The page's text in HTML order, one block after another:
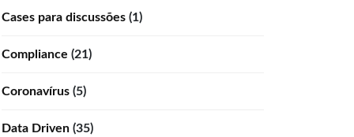
Cases para discussões (1)
Compliance (21)
Coronavírus (5)
Data Driven (35)